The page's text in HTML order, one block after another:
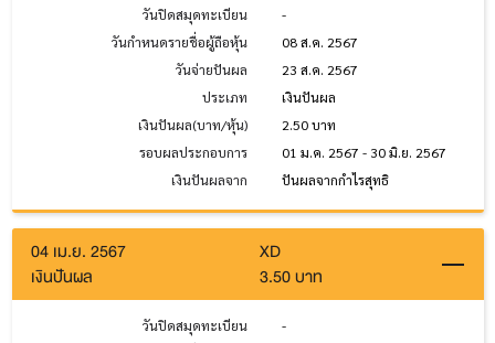
วันปิดสมุดทะเบียน
-
วันกำหนดรายชื่อผู้ถือหุ้น
08 ส.ค. 2567
วันจ่ายปันผล
23 ส.ค. 2567
ประเภท
เงินปันผล
เงินปันผล(บาท/หุ้น)
2.50 บาท
รอบผลประกอบการ
01 ม.ค. 2567 - 30 มิ.ย. 2567
เงินปันผลจาก
ปันผลจากกำไรสุทธิ
04 เม.ย. 2567
XD
เงินปันผล
3.50 บาท
วันปิดสมุดทะเบียน
-